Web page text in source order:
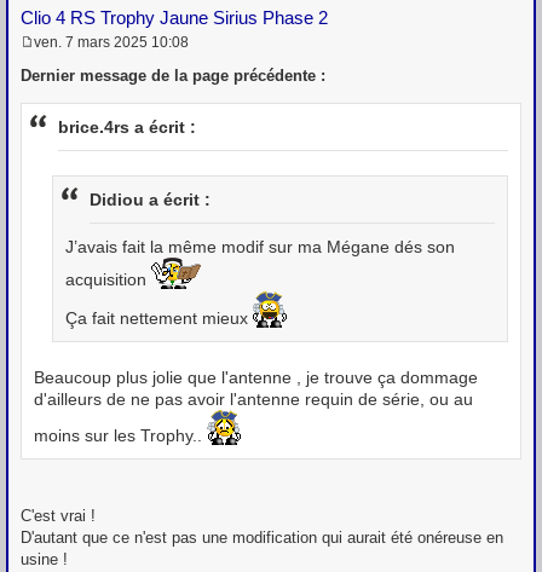
Clio 4 RS Trophy Jaune Sirius Phase 2
e
s
a
ven. 7 mars 2025 10:08
Dernier message de la page précédente :
brice.4rs a écrit :
Didiou a écrit :
J’avais fait la même modif sur ma Mégane dés son
acquisition
Ça fait nettement mieux
Beaucoup plus jolie que l'antenne , je trouve ça dommage
d'ailleurs de ne pas avoir l'antenne requin de série, ou au
moins sur les Trophy..
C'est vrai !
D'autant que ce n'est pas une modification qui aurait été onéreuse en
usine !